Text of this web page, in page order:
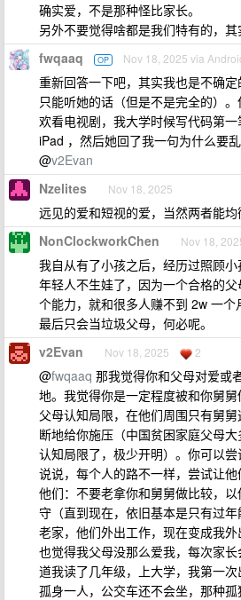
确实爱，不是那种怪比家长。
另外不要觉得啥都是我们特有的，其
fwqaaq OP Nov 18, 2025 via
重新回答一下吧，其实我也是不确
只能听她的话（但是不是完全的）
欢看电视剧，我大学时候写代码第
iPad ，然后她回了我一句为什么要
@v2Evan
Nzelites Nov 18, 2025
远见的爱和短视的爱，当然两者能
NonClockworkChen Nov 18,
我自从有了小孩之后，经历过照顾
年轻人不生娃了，因为一个合格的
个能力，就和很多人赚不到 2w 一个
最后只会当垃圾父母，何必呢。
v2Evan Nov 18, 2025 2
@fwqaaq 那我觉得你和父母对爱或
地。我觉得你是一定程度被和你舅舅
父母认知局限，在他们周围只有舅
断地给你施压（中国贫困家庭父母
认知局限了，极少开明）。你可以
说说，每个人的路不一样，尝试让
他们：不要老拿你和舅舅做比较，
守（直到现在，依旧基本是只有过
老家，他们外出工作，现在变成我
也觉得我父母没那么爱我，每次家
道我读了几年级，上大学，我第一
孤身一人，公交车还不会坐，那种